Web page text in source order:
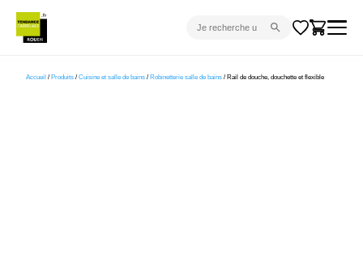
Accueil / Produits / Cuisine et salle de bains / Robinetterie salle de bains / Rail de douche, douchette et flexible